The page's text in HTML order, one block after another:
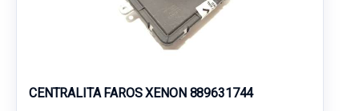
CENTRALITA FAROS XENON 889631744